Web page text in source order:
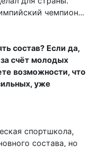
чемпион...
состав? Если да,
счёт молодых
возможности, что
уже
спортшкола,
состава, но